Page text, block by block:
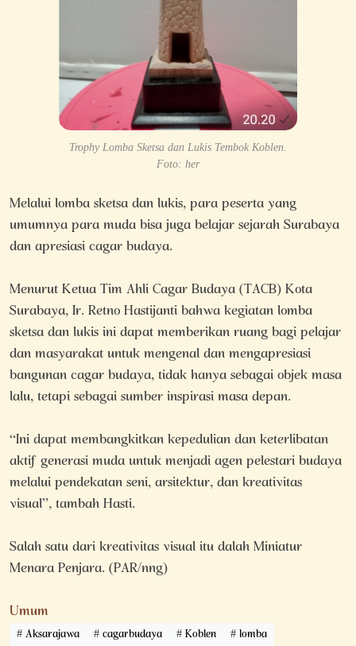
Trophy Lomba Sketsa dan Lukis Tembok Koblen.
Foto: her
Melalui lomba sketsa dan lukis, para peserta yang
umumnya para muda bisa juga belajar sejarah Surabaya
dan apresiasi cagar budaya.
Menurut Ketua Tim Ahli Cagar Budaya (TACB) Kota
Surabaya, Ir. Retno Hastijanti bahwa kegiatan lomba
sketsa dan lukis ini dapat memberikan ruang bagi pelajar
dan masyarakat untuk mengenal dan mengapresiasi
bangunan cagar budaya, tidak hanya sebagai objek masa
lalu, tetapi sebagai sumber inspirasi masa depan.
“Ini dapat membangkitkan kepedulian dan keterlibatan
aktif generasi muda untuk menjadi agen pelestari budaya
melalui pendekatan seni, arsitektur, dan kreativitas
visual”, tambah Hasti.
Salah satu dari kreativitas visual itu dalah Miniatur
Menara Penjara. (PAR/nng)
Umum
Aksarajawa cagarbudaya Koblen lomba